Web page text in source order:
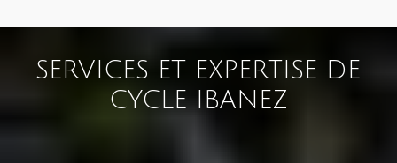
SERVICES ET EXPERTISE DE
CYCLE IBANEZ